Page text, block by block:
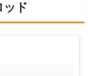
ッド